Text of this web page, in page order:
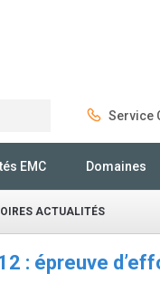
Service
EMC Domaines
ACTUALITÉS
: épreuve